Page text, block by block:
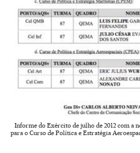
Informe do Exército de julho de 2012 com a
para o Curso de Política e Estratégia